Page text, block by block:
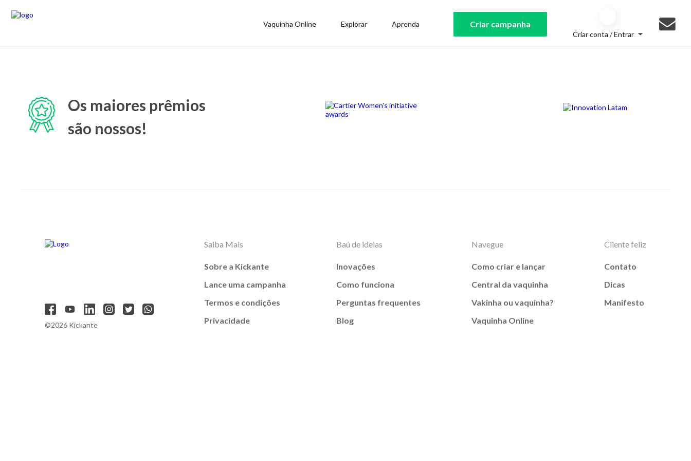
Vaquinha Online Explorar Aprenda Criar campanha
Criar conta / Entrar
Os maiores prêmios
são nossos!
©2026 Kickante
Saiba Mais
Sobre a Kickante
Lance uma campanha
Termos e condições
Privacidade
Baú de ideias
Inovações
Como funciona
Perguntas frequentes
Blog
Navegue
Como criar e lançar
Central da vaquinha
Vakinha ou vaquinha?
Vaquinha Online
Cliente feliz
Contato
Dicas
Manifesto